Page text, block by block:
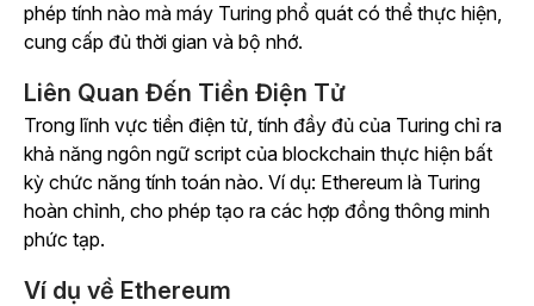
phép tính nào mà máy Turing phổ quát có thể thực hiện,
cung cấp đủ thời gian và bộ nhớ.
Liên Quan Đến Tiền Điện Tử
Trong lĩnh vực tiền điện tử, tính đầy đủ của Turing chỉ ra
khả năng ngôn ngữ script của blockchain thực hiện bất
kỳ chức năng tính toán nào. Ví dụ: Ethereum là Turing
hoàn chỉnh, cho phép tạo ra các hợp đồng thông minh
phức tạp.
Ví dụ về Ethereum